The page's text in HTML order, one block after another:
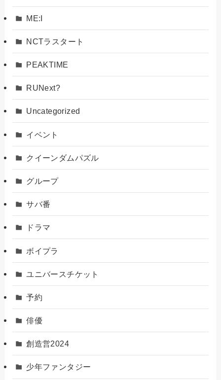
ME:I
NCTラスタート
PEAKTIME
RUNext?
Uncategorized
イベント
クイーンダムパズル
グループ
サバ番
ドラマ
ボイプラ
ユニバースチケット
予約
俳優
創造営2024
少年ファンタジー